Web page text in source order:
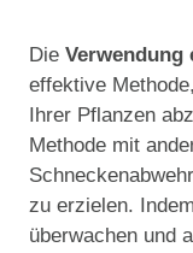
Die Verwendung
effektive
Ihrer Pflanzen
Methode mit
zu erzielen.
überwachen und